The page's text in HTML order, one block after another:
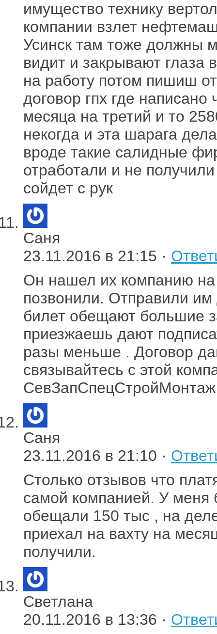
имущество технику
компании взлет
Усинск там тоже должны
видит и закрывают глаза
на работу потом пишиш
договор гпх где
месяца на третий и то
некогда и эта шарага
вроде такие салидные
отработали и не
сойдет с рук
Саня
23.11.2016 в 21:15 ·
Он нашел их компанию
позвонили. Отправили
билет обещают большие
приезжаешь дают
разы меньше . Договор
связывайтесь с этой
Саня
23.11.2016 в 21:10 ·
Столько отзывов что
самой компанией. У меня
обещали 150 тыс , на
приехал на вахту на
получили.
Светлана
20.11.2016 в 13:36 ·